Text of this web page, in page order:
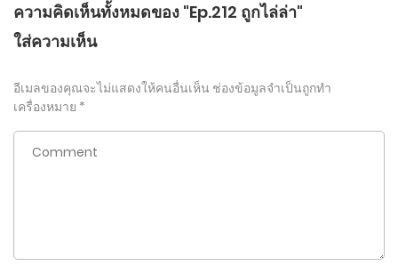
ความคิดเห็นทั้งหมดของ "Ep.212 ถูกไล่ล่า"
ใส่ความเห็น
อีเมลของคุณจะไม่แสดงให้คนอื่นเห็น ช่องข้อมูลจำเป็นถูกทำ
เครื่องหมาย *